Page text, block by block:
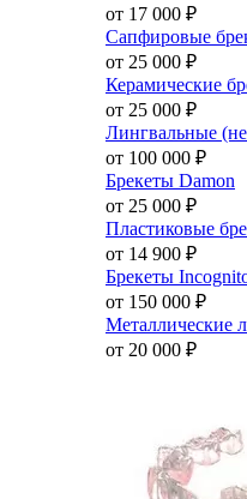
от 17 000 ₽
Сапфировые
от 25 000 ₽
Керамические
от 25 000 ₽
Лингвальные
от 100 000 ₽
Брекеты Damon
от 25 000 ₽
Пластиковые
от 14 900 ₽
Брекеты
от 150 000 ₽
Металлические
от 20 000 ₽